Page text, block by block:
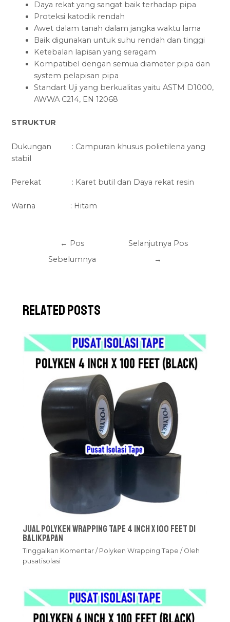
Daya rekat yang sangat baik terhadap pipa
Proteksi katodik rendah
Awet dalam tanah dalam jangka waktu lama
Baik digunakan untuk suhu rendah dan tinggi
Ketebalan lapisan yang seragam
Kompatibel dengan semua diameter pipa dan
system pelapisan pipa
Standart Uji yang berkualitas yaitu ASTM D1000,
AWWA C214, EN 12068
STRUKTUR
Dukungan : Campuran khusus polietilena yang
stabil
Perekat : Karet butil dan Daya rekat resin
Warna : Hitam
← Pos
Sebelumnya
Selanjutnya Pos
→
Related Posts
Jual Polyken Wrapping Tape 4 Inch x 100 Feet Di
Balikpapan
Tinggalkan Komentar / Polyken Wrapping Tape / Oleh
pusatisolasi